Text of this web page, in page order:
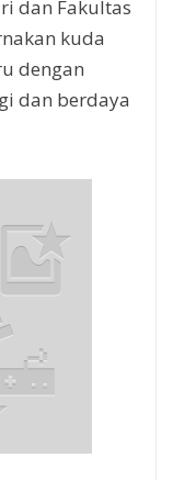
dan Fakultas
kuda
dengan
dan berdaya